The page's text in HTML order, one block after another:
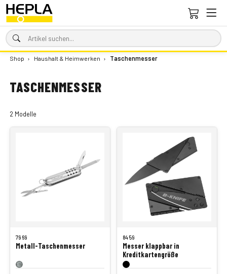
Shop › Haushalt & Heimwerken › Taschenmesser
TASCHENMESSER
2 Modelle
7969
Metall-Taschenmesser
8459
Messer klappbar in
Kreditkartengröße